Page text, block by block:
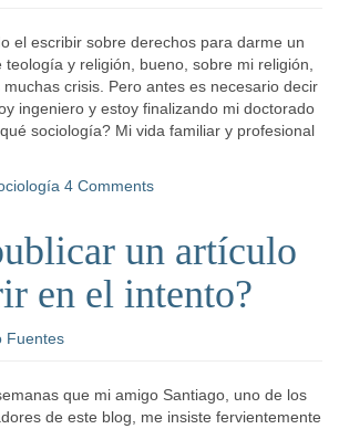
el escribir sobre derechos para darme un
y religión, bueno, sobre mi religión,
crisis. Pero antes es necesario decir
ingeniero y estoy finalizando mi doctorado
sociología? Mi vida familiar y profesional
4 Comments
un artículo
en el intento?
Fuentes
que mi amigo Santiago, uno de los
de este blog, me insiste fervientemente